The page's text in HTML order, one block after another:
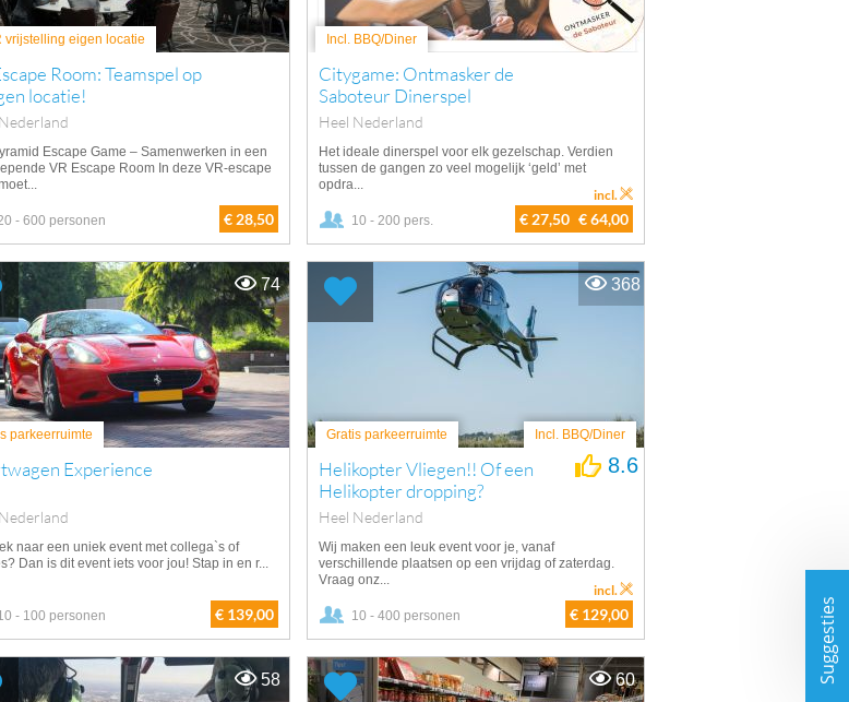
vrijstelling eigen locatie
Room: Teamspel op
locatie!
Escape Game – Samenwerken in een
VR Escape Room In deze VR-escape
- 600 personen € 28,50
Incl. BBQ/Diner
Citygame: Ontmasker de
Saboteur Dinerspel
Heel Nederland
Het ideale dinerspel voor elk gezelschap. Verdien
tussen de gangen zo veel mogelijk ‘geld’ met
opdra...
10 - 200 pers. € 27,50 € 64,00
incl.
parkeerruimte
Experience
naar een uniek event met collega`s of
Dan is dit event iets voor jou! Stap in en r...
- 100 personen € 139,00
74
Gratis parkeerruimte Incl. BBQ/Diner
Helikopter Vliegen!! Of een
Helikopter dropping?
Heel Nederland
8.6
Wij maken een leuk event voor je, vanaf
verschillende plaatsen op een vrijdag of zaterdag.
Vraag onz...
10 - 400 personen € 129,00
incl.
368
58 60 Suggesties